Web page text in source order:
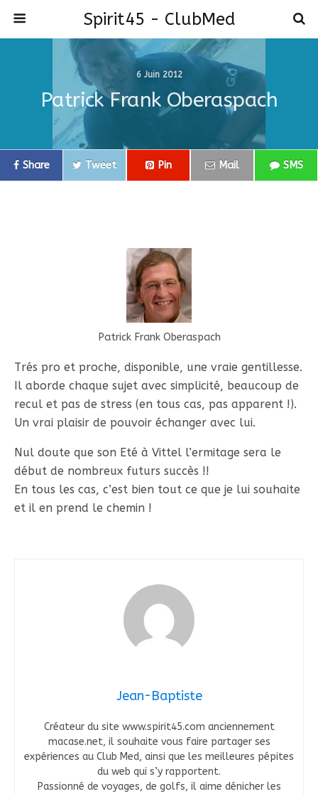
Spirit45 - ClubMed
6 Juin 2012
Patrick Frank Oberaspach
Share Tweet Pin Mail SMS
Patrick Frank Oberaspach
Trés pro et proche, disponible, une vraie gentillesse.
Il aborde chaque sujet avec simplicité, beaucoup de
recul et pas de stress (en tous cas, pas apparent !).
Un vrai plaisir de pouvoir échanger avec lui.
Nul doute que son Eté à Vittel l’ermitage sera le
début de nombreux futurs succès !!
En tous les cas, c’est bien tout ce que je lui souhaite
et il en prend le chemin !
Jean-Baptiste
Créateur du site www.spirit45.com anciennement
macase.net, il souhaite vous faire partager ses
expériences au Club Med, ainsi que les meilleures pépites
du web qui s’y rapportent.
Passionné de voyages, de golfs, il aime dénicher les